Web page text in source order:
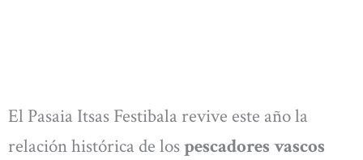
El Pasaia Itsas Festibala revive este año la
relación histórica de lospescadores vascos